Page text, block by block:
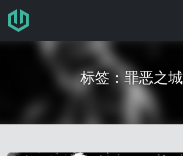
跳转至主要内容
标签：罪恶之城